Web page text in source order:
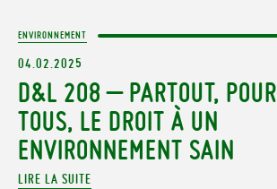
ENVIRONNEMENT
04.02.2025
D&L 208 – PARTOUT, POUR
TOUS, LE DROIT À UN
ENVIRONNEMENT SAIN
LIRE LA SUITE